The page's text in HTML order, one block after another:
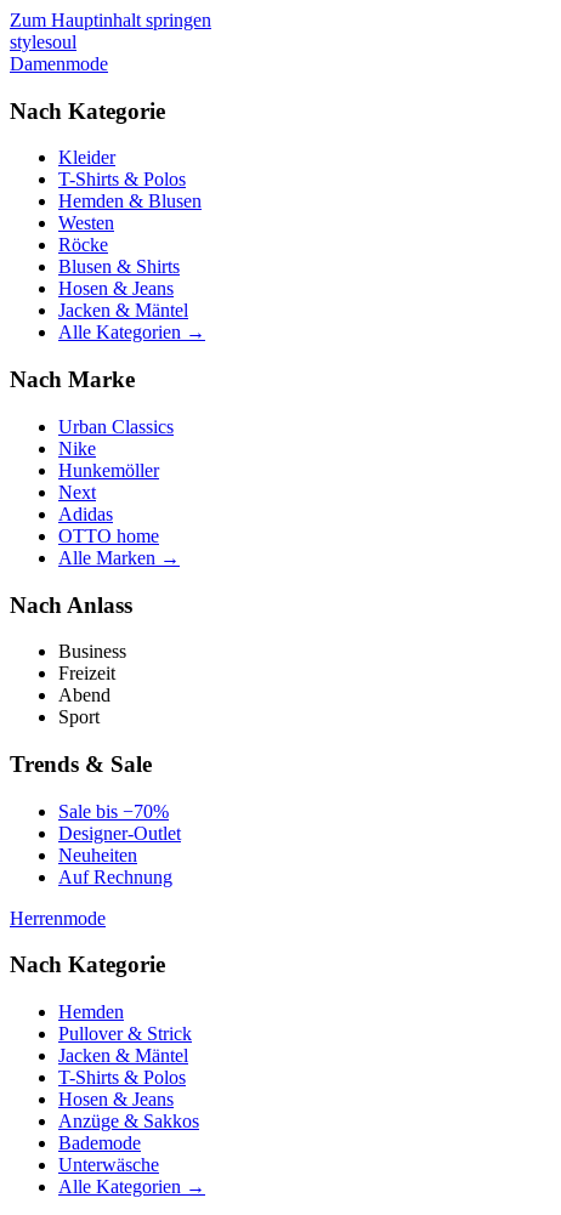
Zum Hauptinhalt springen
stylesoul
Damenmode
Nach Kategorie
Kleider
T-Shirts & Polos
Hemden & Blusen
Westen
Röcke
Blusen & Shirts
Hosen & Jeans
Jacken & Mäntel
Alle Kategorien →
Nach Marke
Urban Classics
Nike
Hunkemöller
Next
Adidas
OTTO home
Alle Marken →
Nach Anlass
Business
Freizeit
Abend
Sport
Trends & Sale
Sale bis −70%
Designer-Outlet
Neuheiten
Auf Rechnung
Herrenmode
Nach Kategorie
Hemden
Pullover & Strick
Jacken & Mäntel
T-Shirts & Polos
Hosen & Jeans
Anzüge & Sakkos
Bademode
Unterwäsche
Alle Kategorien →